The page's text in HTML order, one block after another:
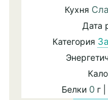
Кухня
Дата
Категория
Белки 0 г